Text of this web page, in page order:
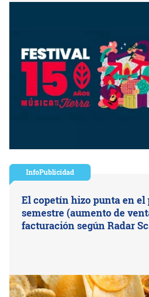
InfoPublicidad
El copetín hizo punta en el
semestre (aumento de
facturación según Radar